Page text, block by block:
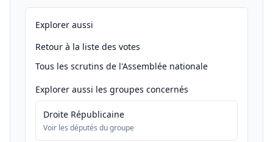
Explorer aussi
Retour à la liste des votes
Tous les scrutins de l'Assemblée nationale
Explorer aussi les groupes concernés
Droite Républicaine
Voir les députés du groupe